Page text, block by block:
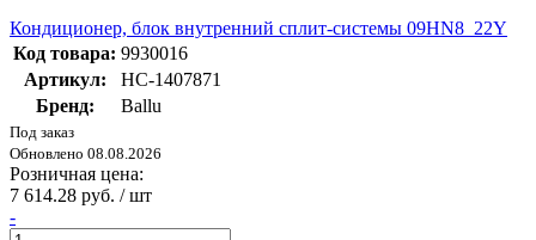
Кондиционер, блок внутренний сплит-системы 09HN8_22Y
Код товара: 9930016
Артикул:
НС-1407871
Бренд:
Ballu
Под заказ
Обновлено 08.08.2026
Розничная цена:
7 614.28 руб. / шт
-